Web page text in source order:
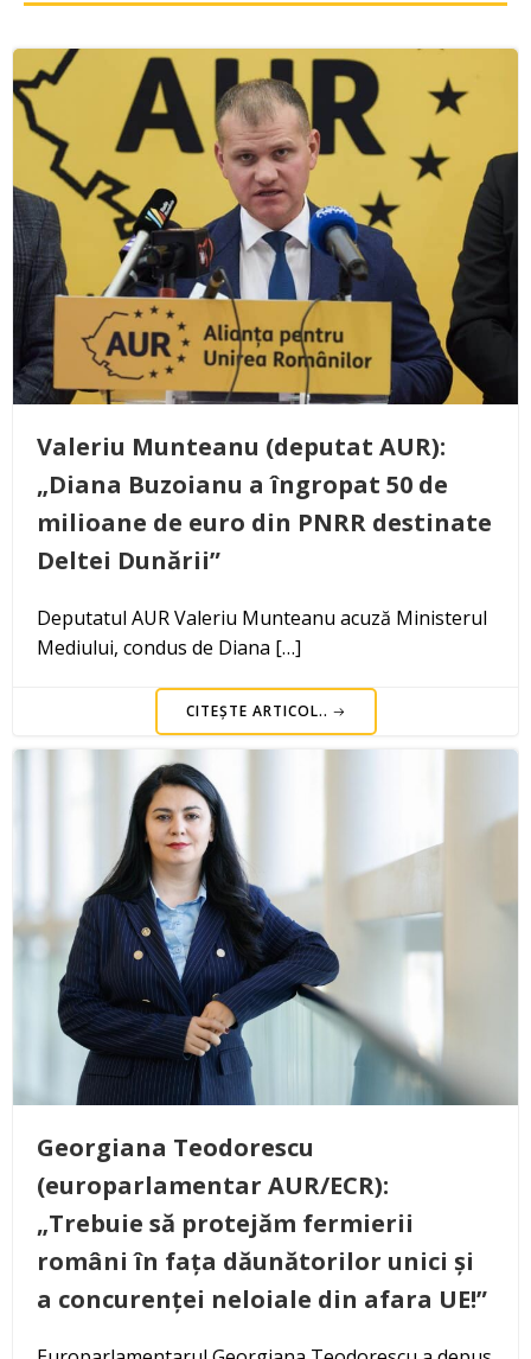
Valeriu Munteanu (deputat AUR):
„Diana Buzoianu a îngropat 50 de
milioane de euro din PNRR destinate
Deltei Dunării”
Deputatul AUR Valeriu Munteanu acuză Ministerul
Mediului, condus de Diana […]
CITEȘTE ARTICOL..
Georgiana Teodorescu
(europarlamentar AUR/ECR):
„Trebuie să protejăm fermierii
români în fața dăunătorilor unici și
a concurenței neloiale din afara UE!”